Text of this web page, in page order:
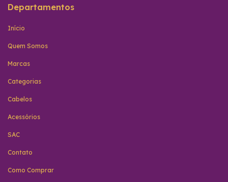
Departamentos
Início
Quem Somos
Marcas
Categorias
Cabelos
Acessórios
SAC
Contato
Como Comprar